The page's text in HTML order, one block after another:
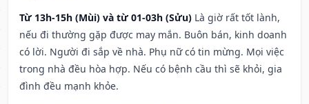
Từ 13h-15h (Mùi) và từ 01-03h (Sửu) Là giờ rất tốt lành,
nếu đi thường gặp được may mắn. Buôn bán, kinh doanh
có lời. Người đi sắp về nhà. Phụ nữ có tin mừng. Mọi việc
trong nhà đều hòa hợp. Nếu có bệnh cầu thì sẽ khỏi, gia
đình đều mạnh khỏe.